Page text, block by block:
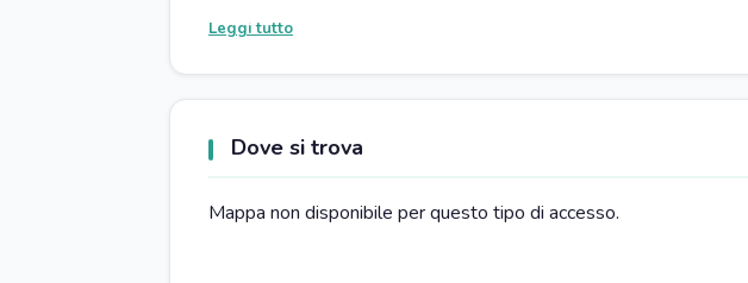
Parcheggio in strada
Tavola da pranzo Piano cottura
Frigorifero
Divano Televisore
Leggi tutto
Dove si trova
Mappa non disponibile per questo tipo di accesso.